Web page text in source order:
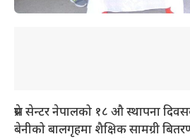
प्रेस सेन्टर नेपालको १८ औ स्थापना
बेनीको बालगृहमा शैक्षिक सामग्री